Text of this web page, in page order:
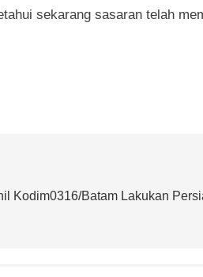
sekarang sasaran telah
Kodim0316/Batam Lakukan